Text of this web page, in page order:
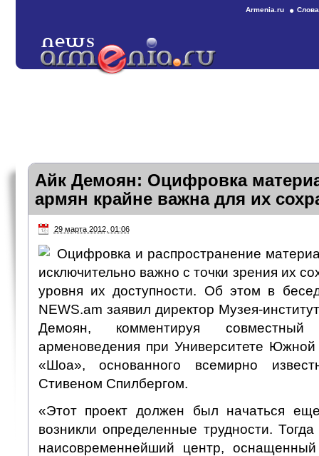
Armenia.ru
Айк Демоян: Оцифровка
армян крайне важна для их
29 марта 2012, 01:06
Оцифровка и распространение
исключительно важно с точки зрения их
уровня их доступности. Об этом в
NEWS.am заявил директор Музея-
Демоян, комментируя совместный
арменоведения при Университете
«Шоа», основанного всемирно
Стивеном Спилбергом.
«Этот проект должен был начаться
возникли определенные трудности.
наисовременнейший центр,